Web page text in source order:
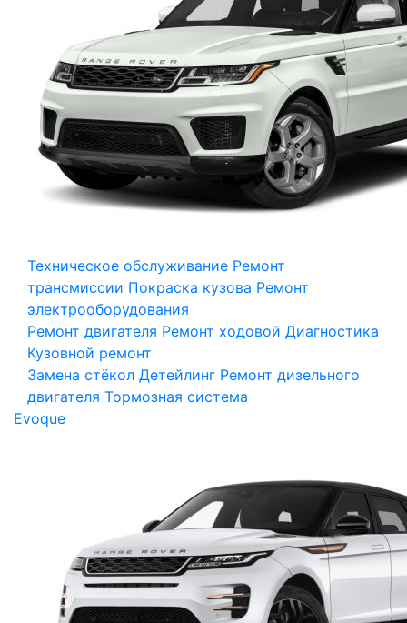
Техническое обслуживание Ремонт
трансмиссии Покраска кузова Ремонт
электрооборудования
Ремонт двигателя Ремонт ходовой Диагностика
Кузовной ремонт
Замена стёкол Детейлинг Ремонт дизельного
двигателя Тормозная система
Evoque